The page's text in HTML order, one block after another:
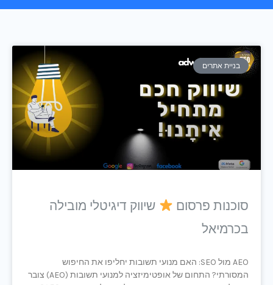
בניית אתרים
סוכנות פרסום
שיווק דיגיטלי מובילה
בכרמיאל
AEO מול SEO: האם מנועי תשובות יחליפו את החיפוש
המסורתי? התחום של אופטימיזציה למנועי תשובות (AEO) צובר